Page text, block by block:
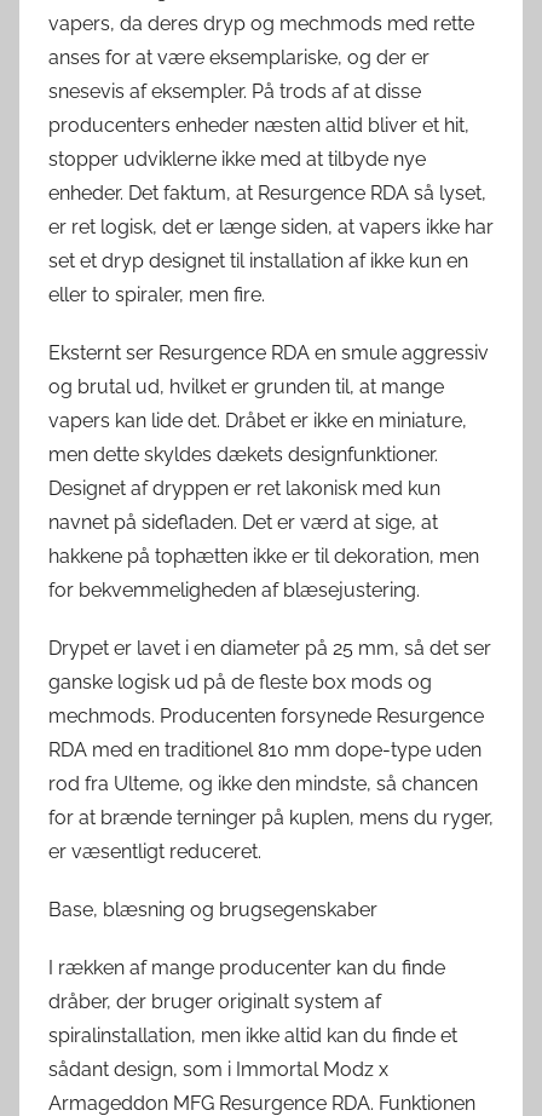
vapers, da deres dryp og mechmods med rette
anses for at være eksemplariske, og der er
snesevis af eksempler. På trods af at disse
producenters enheder næsten altid bliver et hit,
stopper udviklerne ikke med at tilbyde nye
enheder. Det faktum, at Resurgence RDA så lyset,
er ret logisk, det er længe siden, at vapers ikke har
set et dryp designet til installation af ikke kun en
eller to spiraler, men fire.
Eksternt ser Resurgence RDA en smule aggressiv
og brutal ud, hvilket er grunden til, at mange
vapers kan lide det. Dråbet er ikke en miniature,
men dette skyldes dækets designfunktioner.
Designet af dryppen er ret lakonisk med kun
navnet på sidefladen. Det er værd at sige, at
hakkene på tophætten ikke er til dekoration, men
for bekvemmeligheden af ​​blæsejustering.
Drypet er lavet i en diameter på 25 mm, så det ser
ganske logisk ud på de fleste box mods og
mechmods. Producenten forsynede Resurgence
RDA med en traditionel 810 mm dope-type uden
rod fra Ulteme, og ikke den mindste, så chancen
for at brænde terninger på kuplen, mens du ryger,
er væsentligt reduceret.
Base, blæsning og brugsegenskaber
I rækken af ​​mange producenter kan du finde
dråber, der bruger originalt system af
spiralinstallation, men ikke altid kan du finde et
sådant design, som i Immortal Modz x
Armageddon MFG Resurgence RDA. Funktionen